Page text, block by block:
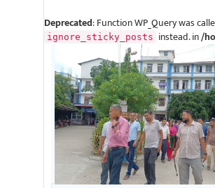
Deprecated: Function WP_Query was
ignore_sticky_posts instead. in/